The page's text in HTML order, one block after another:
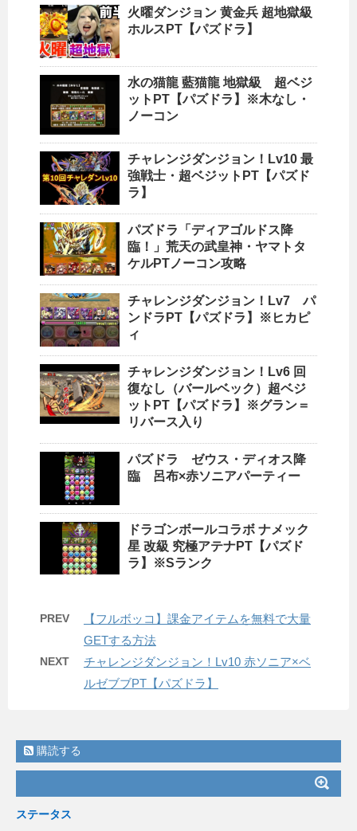
火曜ダンジョン 黄金兵 超地獄級
ホルスPT【パズドラ】
水の猫龍 藍猫龍 地獄級 超ベジ
ットPT【パズドラ】※木なし・
ノーコン
チャレンジダンジョン！Lv10 最
強戦士・超ベジットPT【パズド
ラ】
パズドラ「ディアゴルドス降
臨！」荒天の武皇神・ヤマトタ
ケルPTノーコン攻略
チャレンジダンジョン！Lv7 パ
ンドラPT【パズドラ】※ヒカピ
ィ
チャレンジダンジョン！Lv6 回
復なし（バールベック）超ベジ
ットPT【パズドラ】※グラン＝
リバース入り
パズドラ ゼウス・ディオス降
臨 呂布×赤ソニアパーティー
ドラゴンボールコラボ ナメック
星 改級 究極アテナPT【パズド
ラ】※Sランク
PREV
【フルボッコ】課金アイテムを無料で大量
GETする方法
NEXT
チャレンジダンジョン！Lv10 赤ソニア×ベ
ルゼブブPT【パズドラ】
購読する
ステータス